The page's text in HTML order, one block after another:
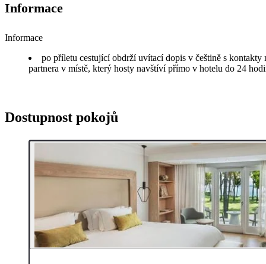
Informace
Informace
po příletu cestující obdrží uvítací dopis v češtině s kontakty
partnera v místě, který hosty navštíví přímo v hotelu do 24
Dostupnost pokojů